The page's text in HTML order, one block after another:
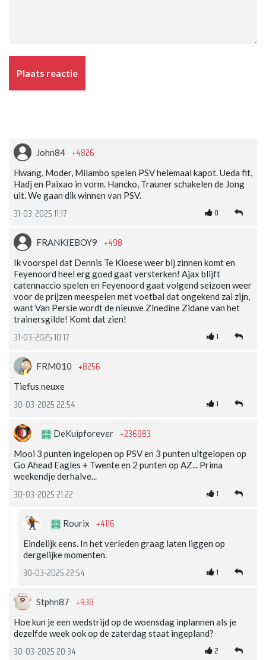
Plaats reactie
John84 +4826
Hwang, Moder, Milambo spelen PSV helemaal kapot. Ueda fit,
Hadj en Paixao in vorm. Hancko, Trauner schakelen de Jong
uit. We gaan dik winnen van PSV.
31-03-2025 11:17 0
FRANKIEBOY9 +498
Ik voorspel dat Dennis Te Kloese weer bij zinnen komt en
Feyenoord heel erg goed gaat versterken! Ajax blijft
catennaccio spelen en Feyenoord gaat volgend seizoen weer
voor de prijzen meespelen met voetbal dat ongekend zal zijn,
want Van Persie wordt de nieuwe Zinedine Zidane van het
trainersgilde! Komt dat zien!
31-03-2025 10:17 1
FRM010 +8256
Tiefus neuxe
30-03-2025 22:54 1
DeKuipforever +236983
Mooi 3 punten ingelopen op PSV en 3 punten uitgelopen op
Go Ahead Eagles + Twente en 2 punten op AZ... Prima
weekendje derhalve...
30-03-2025 21:22 1
Rourix +4116
Eindelijk eens. In het verleden graag laten liggen op
dergelijke momenten.
30-03-2025 22:54 1
Stphn87 +938
Hoe kun je een wedstrijd op de woensdag inplannen als je
dezelfde week ook op de zaterdag staat ingepland?
30-03-2025 20:34 2